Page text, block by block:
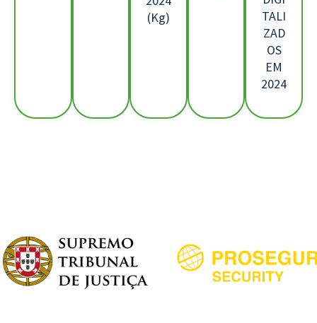
(Kg)
TALI
ZAD
OS
EM
2024